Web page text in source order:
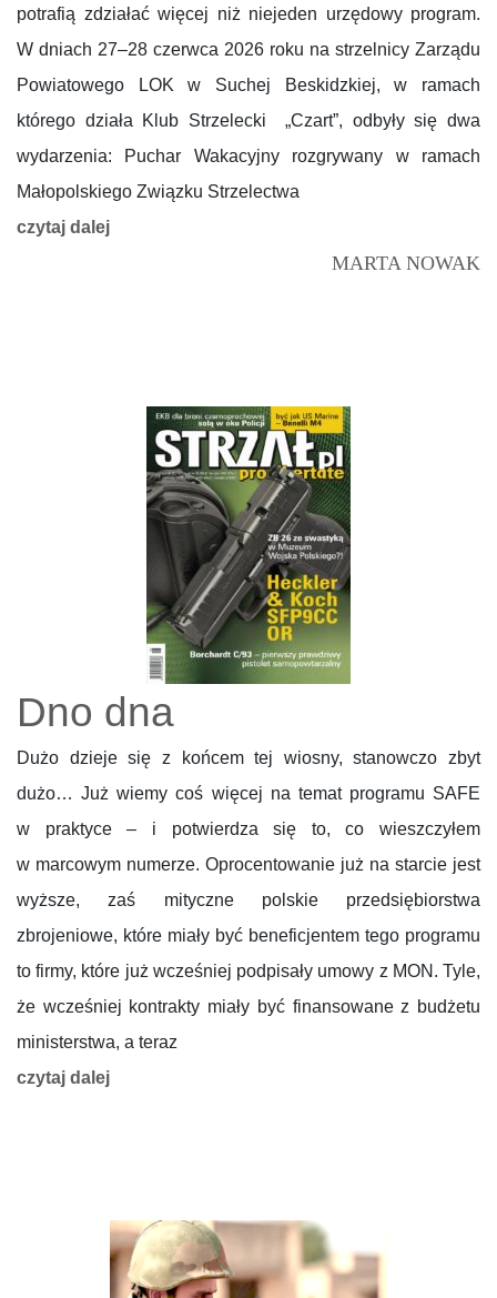
potrafią zdziałać więcej niż niejeden urzędowy program.
W dniach 27–28 czerwca 2026 roku na strzelnicy Zarządu
Powiatowego LOK w Suchej Beskidzkiej, w ramach
którego działa Klub Strzelecki „Czart”, odbyły się dwa
wydarzenia: Puchar Wakacyjny rozgrywany w ramach
Małopolskiego Związku Strzelectwa
czytaj dalej
MARTA NOWAK
Dno dna
Dużo dzieje się z końcem tej wiosny, stanowczo zbyt
dużo… Już wiemy coś więcej na temat programu SAFE
w praktyce – i potwierdza się to, co wieszczyłem
w marcowym numerze. Oprocentowanie już na starcie jest
wyższe, zaś mityczne polskie przedsiębiorstwa
zbrojeniowe, które miały być beneficjentem tego programu
to firmy, które już wcześniej podpisały umowy z MON. Tyle,
że wcześniej kontrakty miały być finansowane z budżetu
ministerstwa, a teraz
czytaj dalej